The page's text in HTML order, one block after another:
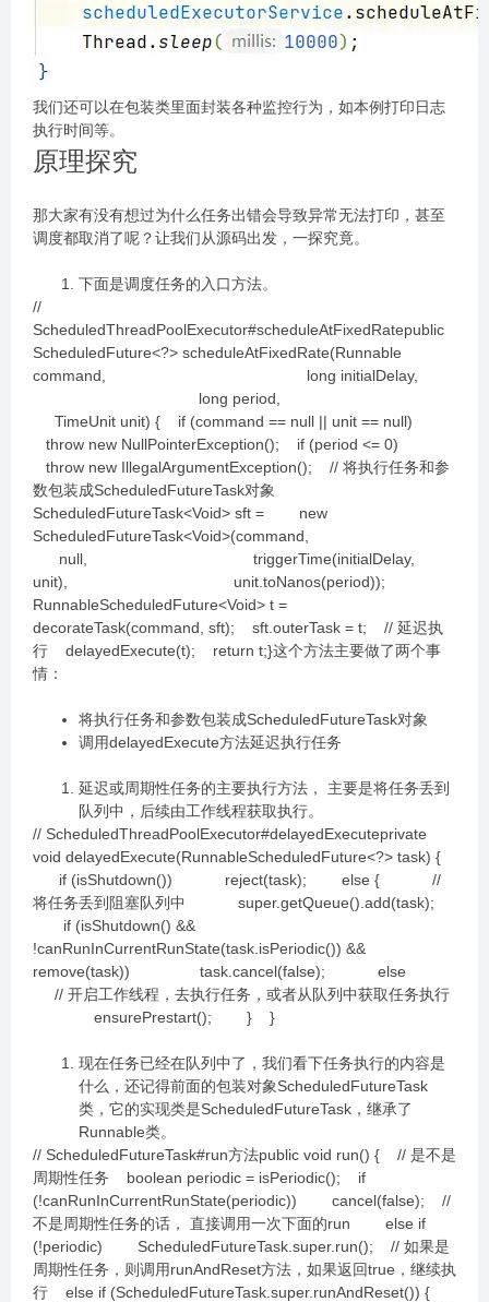
我们还可以在包装类里面封装各种监控行为，如本例打印日志
执行时间等。
原理探究
那大家有没有想过为什么任务出错会导致异常无法打印，甚至
调度都取消了呢？让我们从源码出发，一探究竟。
下面是调度任务的入口方法。
//
ScheduledThreadPoolExecutor#scheduleAtFixedRatepublic
ScheduledFuture<?> scheduleAtFixedRate(Runnable
command, long initialDelay,
long period,
TimeUnit unit) { if (command == null || unit == null)
throw new NullPointerException(); if (period <= 0)
throw new IllegalArgumentException(); // 将执行任务和参
数包装成ScheduledFutureTask对象
ScheduledFutureTask<Void> sft = new
ScheduledFutureTask<Void>(command,
null, triggerTime(initialDelay,
unit), unit.toNanos(period));
RunnableScheduledFuture<Void> t =
decorateTask(command, sft); sft.outerTask = t; // 延迟执
行 delayedExecute(t); return t;}这个方法主要做了两个事
情：
将执行任务和参数包装成ScheduledFutureTask对象
调用delayedExecute方法延迟执行任务
延迟或周期性任务的主要执行方法， 主要是将任务丢到
队列中，后续由工作线程获取执行。
// ScheduledThreadPoolExecutor#delayedExecuteprivate
void delayedExecute(RunnableScheduledFuture<?> task) {
if (isShutdown()) reject(task); else { //
将任务丢到阻塞队列中 super.getQueue().add(task);
if (isShutdown() &&
!canRunInCurrentRunState(task.isPeriodic()) &&
remove(task)) task.cancel(false); else
// 开启工作线程，去执行任务，或者从队列中获取任务执行
ensurePrestart(); } }
现在任务已经在队列中了，我们看下任务执行的内容是
什么，还记得前面的包装对象ScheduledFutureTask
类，它的实现类是ScheduledFutureTask，继承了
Runnable类。
// ScheduledFutureTask#run方法public void run() { // 是不是
周期性任务 boolean periodic = isPeriodic(); if
(!canRunInCurrentRunState(periodic)) cancel(false); //
不是周期性任务的话， 直接调用一次下面的run else if
(!periodic) ScheduledFutureTask.super.run(); // 如果是
周期性任务，则调用runAndReset方法，如果返回true，继续执
行 else if (ScheduledFutureTask.super.runAndReset()) {